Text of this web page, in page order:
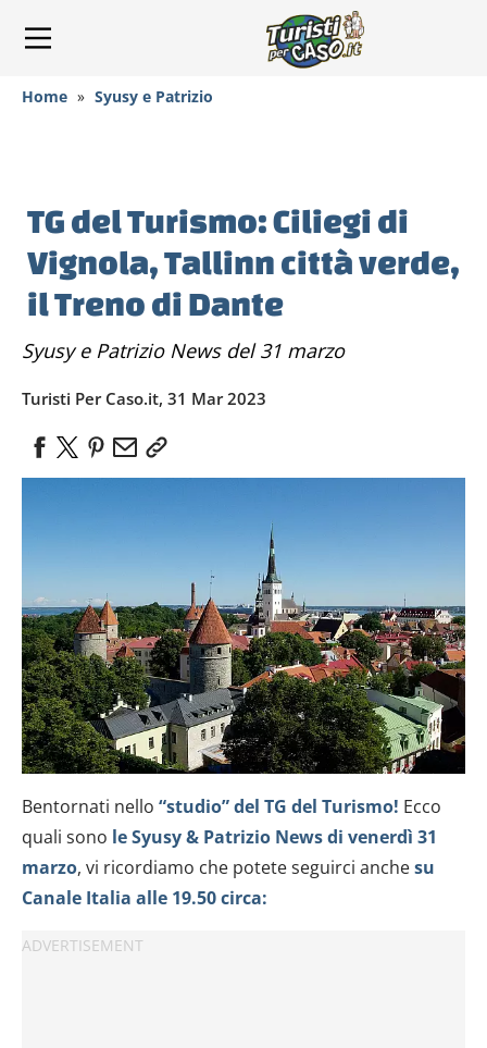
Home » Syusy e Patrizio
TG del Turismo: Ciliegi di
Vignola, Tallinn città verde,
il Treno di Dante
Syusy e Patrizio News del 31 marzo
Turisti Per Caso.it, 31 Mar 2023
Bentornati nello “studio” del TG del Turismo! Ecco
quali sono le Syusy & Patrizio News di venerdì 31
marzo, vi ricordiamo che potete seguirci anchesu
Canale Italia alle 19.50 circa: